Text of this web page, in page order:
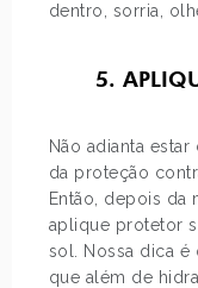
dentro, sorria,
5.
Não adianta
da proteção
Então, depois da
aplique protetor
sol. Nossa dica é
que além de